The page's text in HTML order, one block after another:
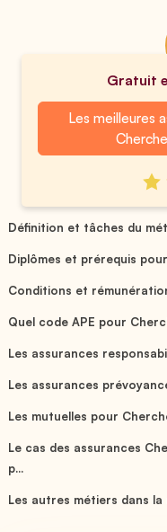
Gratuit
Les meilleures
Définition et tâches du
Diplômes et prérequis
Conditions et
Quel code APE pour
Les assurances
Les assurances
Les mutuelles pour
Le cas des assurances
p...
Les autres métiers dans la